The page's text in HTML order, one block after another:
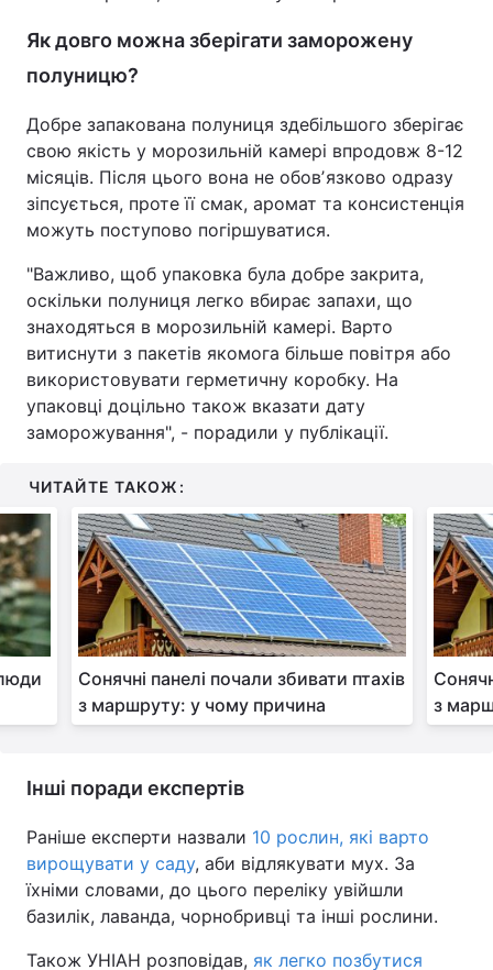
Як довго можна зберігати заморожену
полуницю?
Добре запакована полуниця здебільшого зберігає
свою якість у морозильній камері впродовж 8-12
місяців. Після цього вона не обовʼязково одразу
зіпсується, проте її смак, аромат та консистенція
можуть поступово погіршуватися.
"Важливо, щоб упаковка була добре закрита,
оскільки полуниця легко вбирає запахи, що
знаходяться в морозильній камері. Варто
витиснути з пакетів якомога більше повітря або
використовувати герметичну коробку. На
упаковці доцільно також вказати дату
заморожування", - порадили у публікації.
ЧИТАЙТЕ ТАКОЖ:
Сонячні панелі почали збивати птахів
з маршруту: у чому причина
з
Інші поради експертів
Раніше експерти назвали 10 рослин, які варто
вирощувати у саду, аби відлякувати мух. За
їхніми словами, до цього переліку увійшли
базилік, лаванда, чорнобривці та інші рослини.
Також УНІАН розповідав, як легко позбутися